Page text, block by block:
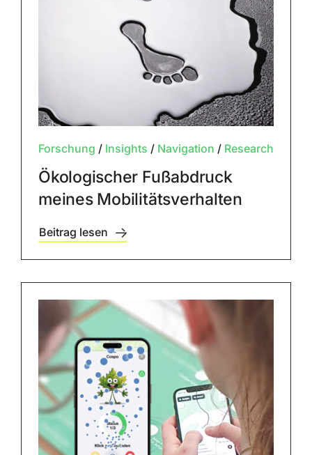
Forschung / Insights / Navigation / Research
Ökologischer Fußabdruck
meines Mobilitätsverhalten
Beitrag lesen